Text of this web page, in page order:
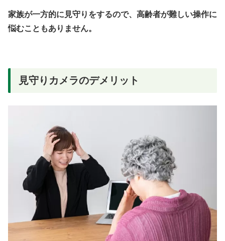
家族が一方的に見守りをするので、高齢者が難しい操作に
悩むこともありません。
見守りカメラのデメリット